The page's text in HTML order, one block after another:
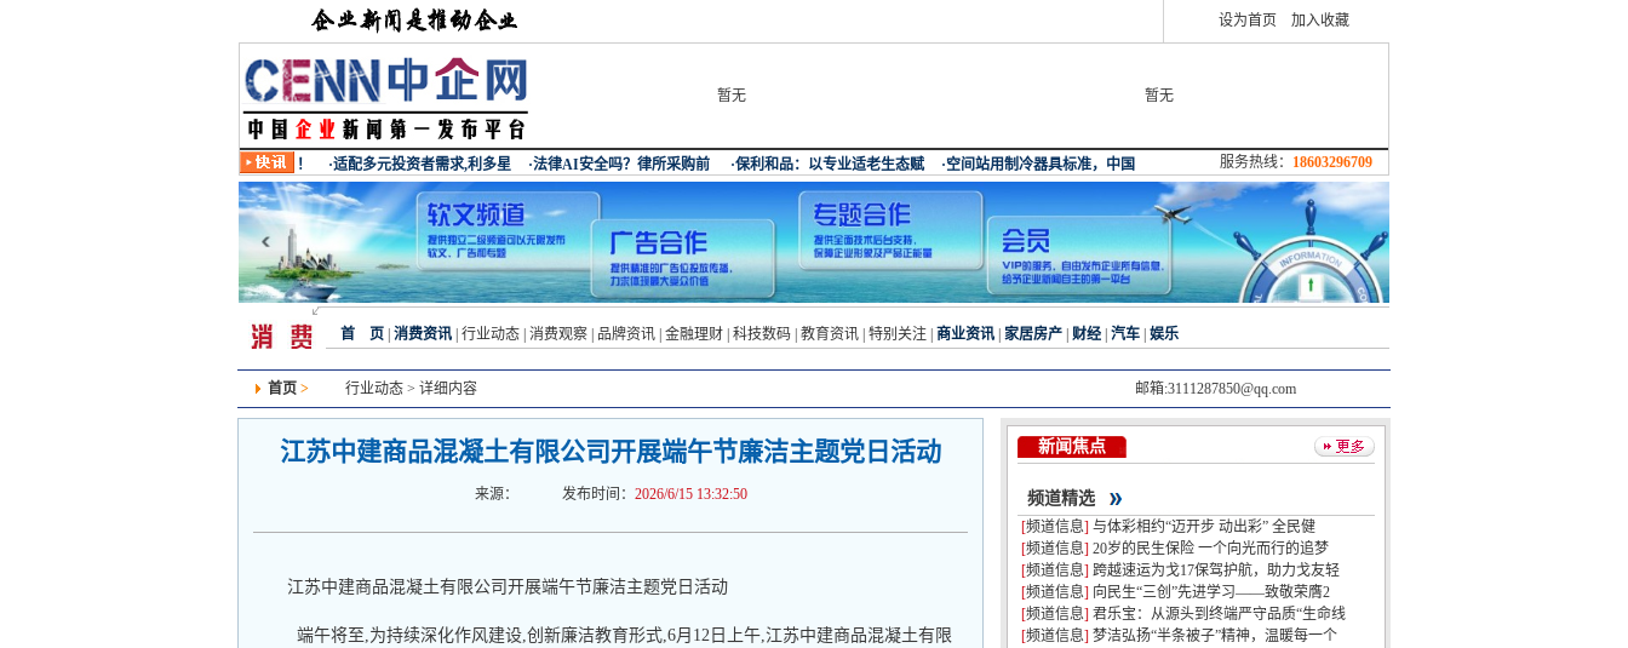
设为首页 加入收藏
暂无 暂无
服务热线： 18603296709
首 页 消费资讯 行业动态 消费观察 品牌资讯 金融理财 科技数码 教育资讯 特别关注 商业资讯 家居房产 财经 汽车 娱乐
首页 > 行业动态 > 详细内容 邮箱:3111287850@qq.com
江苏中建商品混凝土有限公司开展端午节廉洁主题党日活动
来源： 发布时间： 2026/6/15 13:32:50
江苏中建商品混凝土有限公司开展端午节廉洁主题党日活动
端午将至,为持续深化作风建设,创新廉洁教育形式,6月12日上午,江苏中建商品混凝土有限
新闻焦点
频道精选
[频道信息] 与体彩相约“迈开步 动出彩” 全民健
[频道信息] 20岁的民生保险 一个向光而行的追梦
[频道信息] 跨越速运为戈17保驾护航，助力戈友轻
[频道信息] 向民生“三创”先进学习——致敬荣膺2
[频道信息] 君乐宝：从源头到终端严守品质“生命线
[频道信息] 梦洁弘扬“半条被子”精神，温暖每一个